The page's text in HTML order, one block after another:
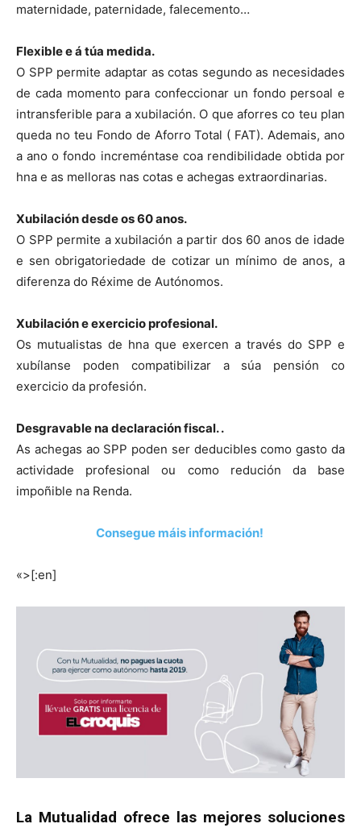
maternidade, paternidade, falecemento…
Flexible e á túa medida.
O SPP permite adaptar as cotas segundo as necesidades
de cada momento para confeccionar un fondo persoal e
intransferible para a xubilación. O que aforres co teu plan
queda no teu Fondo de Aforro Total ( FAT). Ademais, ano
a ano o fondo increméntase coa rendibilidade obtida por
hna e as melloras nas cotas e achegas extraordinarias.
Xubilación desde os 60 anos.
O SPP permite a xubilación a partir dos 60 anos de idade
e sen obrigatoriedade de cotizar un mínimo de anos, a
diferenza do Réxime de Autónomos.
Xubilación e exercicio profesional.
Os mutualistas de hna que exercen a través do SPP e
xubílanse poden compatibilizar a súa pensión co
exercicio da profesión.
Desgravable na declaración fiscal. .
As achegas ao SPP poden ser deducibles como gasto da
actividade profesional ou como redución da base
impoñible na Renda.
Consegue máis información!
«>[:en]
La Mutualidad ofrece las mejores soluciones